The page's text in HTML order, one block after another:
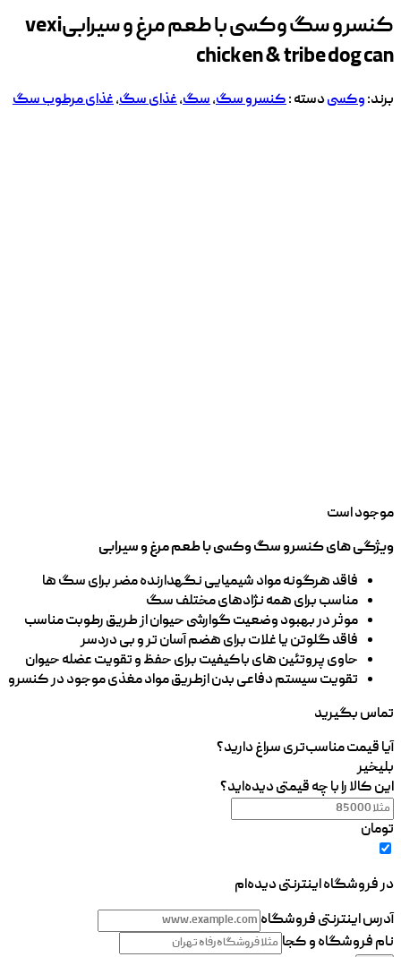
کنسرو سگ وکسی با طعم مرغ و سیرابیvexi
chicken & tribe dog can
برند:وکسیدسته :کنسرو سگ,سگ,غذای سگ,غذای مرطوب سگ
موجود است
ویژگی های کنسرو سگ وکسی با طعم مرغ و سیرابی
فاقد هرگونه مواد شیمیایی نگهدارنده مضر برای سگ ها
مناسب برای همه نژادهای مختلف سگ
موثر در بهبود وضعیت گوارشی حیوان از طریق رطوبت مناسب
فاقد گلوتن یا غلات برای هضم آسان تر و بی دردسر
حاوی پروتئین های باکیفیت برای حفظ و تقویت عضله حیوان
تقویت سیستم دفاعی بدن ازطریق مواد مغذی موجود در کنسرو
تماس بگیرید
آیا قیمت مناسب‌تری سراغ دارید؟
بلیخیر
این کالا را با چه قیمتی دیده‌اید؟
تومان
در فروشگاه اینترنتی دیده‌ام
آدرس اینترنتی فروشگاه
نام فروشگاه و کجا